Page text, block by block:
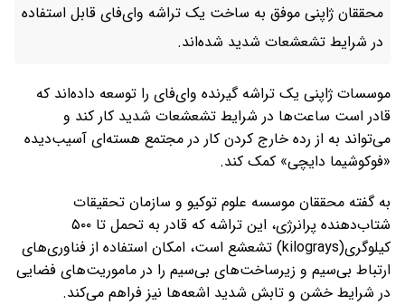
محققان ژاپنی موفق به ساخت یک تراشه وای‌فای قابل استفاده
در شرایط تشعشعات شدید شده‌اند.
موسسات ژاپنی یک تراشه گیرنده وای‌فای را توسعه داده‌اند که
قادر است ساعت‌ها در شرایط تشعشعات شدید کار کند و
می‌تواند به از رده خارج کردن کار در مجتمع هسته‌ای آسیب‌دیده
«فوکوشیما دایچی» کمک کند.
به گفته محققان موسسه علوم توکیو و سازمان تحقیقات
شتاب‌دهنده پرانرژی، این تراشه که قادر به تحمل تا ۵۰۰
کیلوگری(kilograys) تشعشع است، امکان استفاده از فناوری‌های
ارتباط بی‌سیم و زیرساخت‌های بی‌سیم را در ماموریت‌های فضایی
در شرایط خشن و تابش شدید اشعه‌ها نیز فراهم می‌کند.